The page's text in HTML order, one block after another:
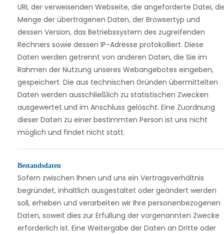
URL der verweisenden Webseite, die angeforderte Datei,
Menge der übertragenen Daten, der Browsertyp und
dessen Version, das Betriebssystem des zugreifenden
Rechners sowie dessen IP-Adresse protokolliert. Diese
Daten werden getrennt von anderen Daten, die Sie im
Rahmen der Nutzung unseres Webangebotes eingeben,
gespeichert. Die aus technischen Gründen übermittelten
Daten werden ausschließlich zu statistischen Zwecken
ausgewertet und im Anschluss gelöscht. Eine Zuordnung
dieser Daten zu einer bestimmten Person ist uns nicht
möglich und findet nicht statt.
Bestandsdaten
Sofern zwischen Ihnen und uns ein Vertragsverhältnis
begründet, inhaltlich ausgestaltet oder geändert werden
soll, erheben und verarbeiten wir Ihre personenbezogenen
Daten, soweit dies zur Erfüllung der vorgenannten Zwecke
erforderlich ist. Eine Weitergabe der Daten an Dritte oder